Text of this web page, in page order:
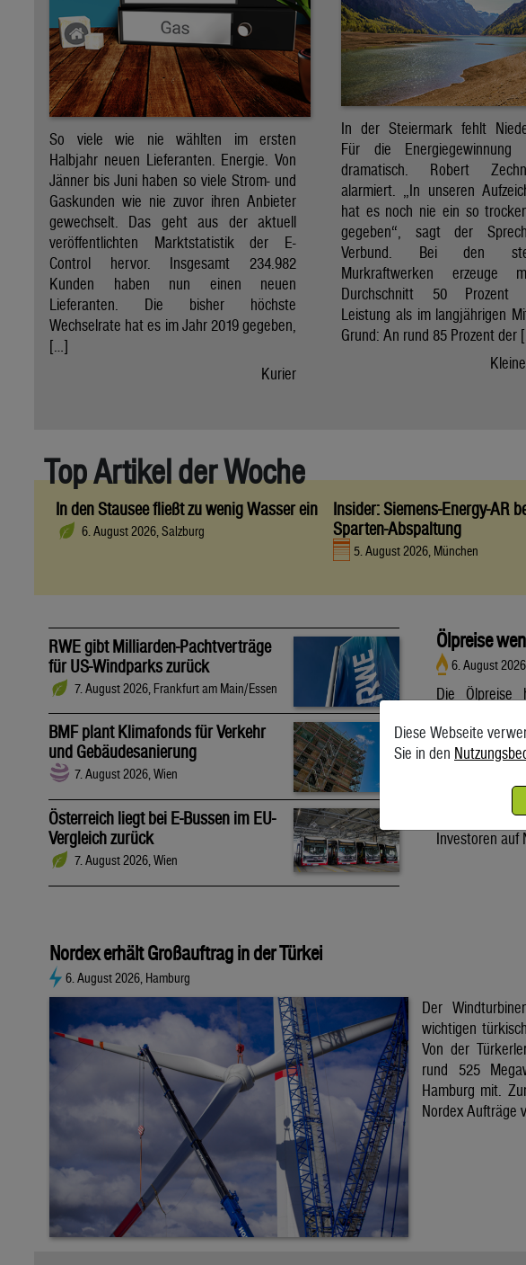
So viele wie nie wählten im ersten
Halbjahr neuen Lieferanten. Energie. Von
Jänner bis Juni haben so viele Strom- und
Gaskunden wie nie zuvor ihren Anbieter
gewechselt. Das geht aus der aktuell
veröffentlichten Marktstatistik der E-
Control hervor. Insgesamt 234.982
Kunden haben nun einen neuen
Lieferanten. Die bisher höchste
Wechselrate hat es im Jahr 2019 gegeben,
[…]
Kurier
In der Steiermark fehlt
Für die
dramatisch. Robert
alarmiert. „In unseren
hat es noch nie ein so
gegeben“, sagt der
Verbund. Bei den
Murkraftwerken erzeuge
Durchschnitt 50 Prozent
Leistung als im langjährigen
Grund: An rund 85 Prozent der
Top Artikel der Woche
In den Stausee fließt zu wenig Wasser ein
6. August 2026, Salzburg
Insider: Siemens-Energy-AR
Sparten-Abspaltung
5. August 2026, München
RWE gibt Milliarden-Pachtverträge
für US-Windparks zurück
7. August 2026, Frankfurt am Main/Essen
BMF plant Klimafonds für Verkehr
und Gebäudesanierung
7. August 2026, Wien
Österreich liegt bei E-Bussen im EU-
Vergleich zurück
7. August 2026, Wien
Ölpreise
6. August
Die Ölpreise
Brent aus
Vormittag
80 Dollar.
auf eine
Investoren auf
Nordex erhält Großauftrag in der Türkei
6. August 2026, Hamburg
Der
wichtigen
Von der
rund 525
Hamburg mit.
Nordex Aufträge
Diese Webseite
Sie in den